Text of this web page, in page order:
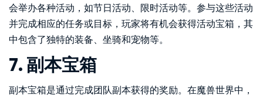
会举办各种活动，如节日活动、限时活动等。参与这些活动
并完成相应的任务或目标，玩家将有机会获得活动宝箱，其
中包含了独特的装备、坐骑和宠物等。
7. 副本宝箱
副本宝箱是通过完成团队副本获得的奖励。在魔兽世界中，